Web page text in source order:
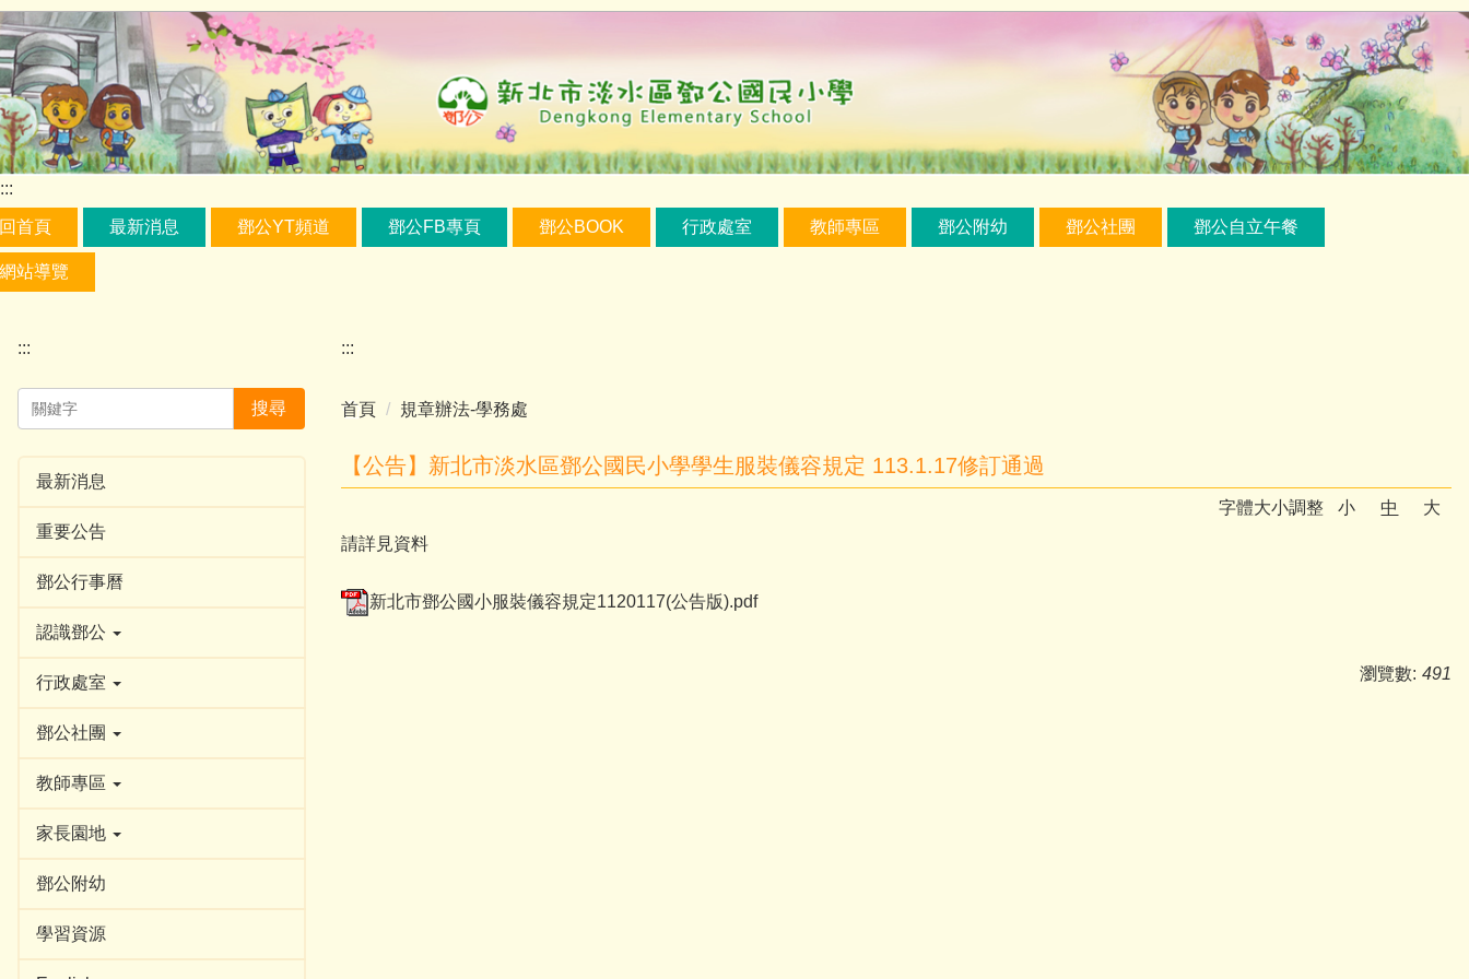
跳
到
主
要
內
容
區
:::
回首頁 最新消息 鄧公YT頻道 鄧公FB專頁 鄧公BOOK 行政處室 教師專區 鄧公附幼 鄧公社團 鄧公自立午餐
網站導覽
:::
搜尋
最新消息
重要公告
鄧公行事曆
認識鄧公
行政處室
鄧公社團
教師專區
家長園地
鄧公附幼
學習資源
:::
首頁 規章辦法-學務處
【公告】新北市淡水區鄧公國民小學學生服裝儀容規定 113.1.17修訂通過
字體大小調整 小 中
大
請詳見資料
新北市鄧公國小服裝儀容規定1120117(公告版).pdf
瀏覽數: 491